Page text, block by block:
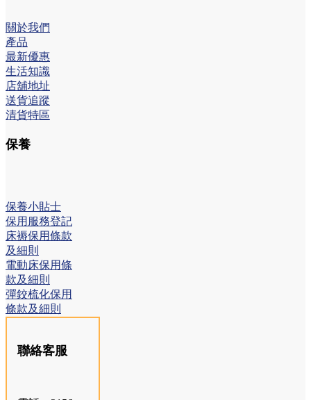
關於我們
產品
最新優惠
生活知識
店舖地址
送貨追蹤
清貨特區
保養
保養小貼士
保用服務登記
床褥保用條款
及細則
電動床保用條
款及細則
彈鉸梳化保用
條款及細則
聯絡客服